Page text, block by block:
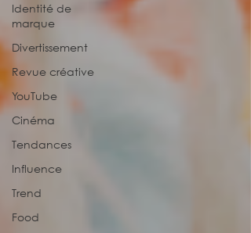
Identité de
marque
Divertissement
Revue créative
YouTube
Cinéma
Tendances
Influence
Trend
Food